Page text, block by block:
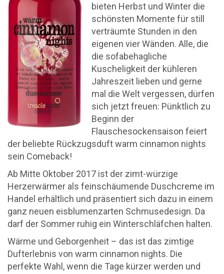
bieten Herbst und Winter die
schönsten Momente für still
verträumte Stunden in den
eigenen vier Wänden. Alle, die
die sofabehagliche
Kuscheligkeit der kühleren
Jahreszeit lieben und gerne
mal die Welt vergessen, dürfen
sich jetzt freuen: Pünktlich zu
Beginn der
Flauschesockensaison feiert
der beliebte Rückzugsduft warm cinnamon nights
sein Comeback!
Ab Mitte Oktober 2017 ist der zimt-würzige
Herzerwärmer als feinschäumende Duschcreme im
Handel erhältlich und präsentiert sich dazu in einem
ganz neuen eisblumenzarten Schmusedesign. Da
darf der Sommer ruhig ein Winterschläfchen halten.
Wärme und Geborgenheit – das ist das zimtige
Dufterlebnis von warm cinnamon nights. Die
perfekte Wahl, wenn die Tage kürzer werden und